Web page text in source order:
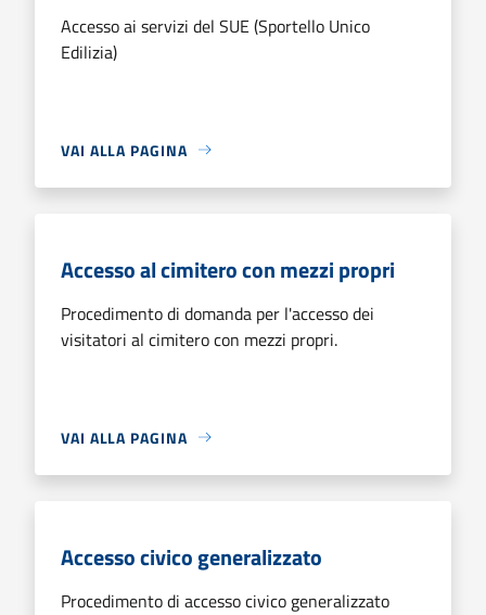
Accesso ai servizi del SUE (Sportello Unico
Edilizia)
VAI ALLA PAGINA
Accesso al cimitero con mezzi propri
Procedimento di domanda per l'accesso dei
visitatori al cimitero con mezzi propri.
VAI ALLA PAGINA
Accesso civico generalizzato
Procedimento di accesso civico generalizzato